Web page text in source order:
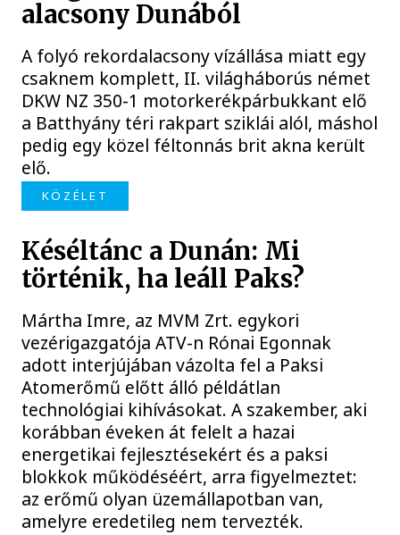
alacsony Dunából
A folyó rekordalacsony vízállása miatt egy
csaknem komplett, II. világháborús német
DKW NZ 350-1 motorkerékpárbukkant elő
a Batthyány téri rakpart sziklái alól, máshol
pedig egy közel féltonnás brit akna került
elő.
KÖZÉLET
Késéltánc a Dunán: Mi
történik, ha leáll Paks?
Mártha Imre, az MVM Zrt. egykori
vezérigazgatója ATV-n Rónai Egonnak
adott interjújában vázolta fel a Paksi
Atomerőmű előtt álló példátlan
technológiai kihívásokat. A szakember, aki
korábban éveken át felelt a hazai
energetikai fejlesztésekért és a paksi
blokkok működéséért, arra figyelmeztet:
az erőmű olyan üzemállapotban van,
amelyre eredetileg nem tervezték.